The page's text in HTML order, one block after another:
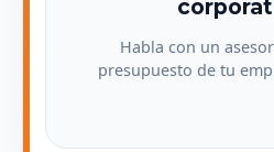
Habla con un
presupuesto de tu